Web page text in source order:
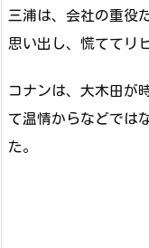
三浦は、会社の重役
思い出し、慌ててリ
コナンは、大木田が
て温情からなどでは
た。